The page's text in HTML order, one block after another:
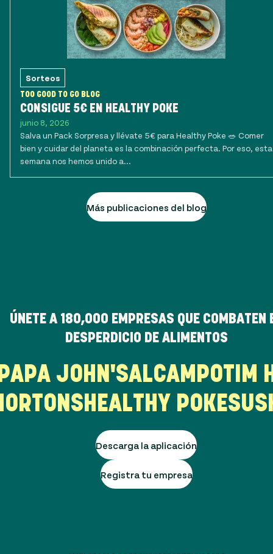
Sorteos
TOO GOOD TO GO BLOG
CONSIGUE 5€ EN HEALTHY POKE
junio 8, 2026
Salva un Pack Sorpresa y llévate 5€ para Healthy Poke 🥗 Comer
bien y cuidar del planeta es la combinación perfecta. Por eso, esta
semana nos hemos unido a...
Más publicaciones del blog
ÚNETE A 180,000 EMPRESAS QUE COMBATEN
DESPERDICIO DE ALIMENTOS
PAPA JOHN'S ALCAMPO
HEALTHY POKE
Descarga la aplicación
Registra tu empresa